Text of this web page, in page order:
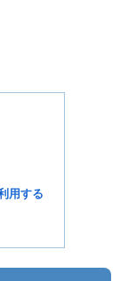
用する